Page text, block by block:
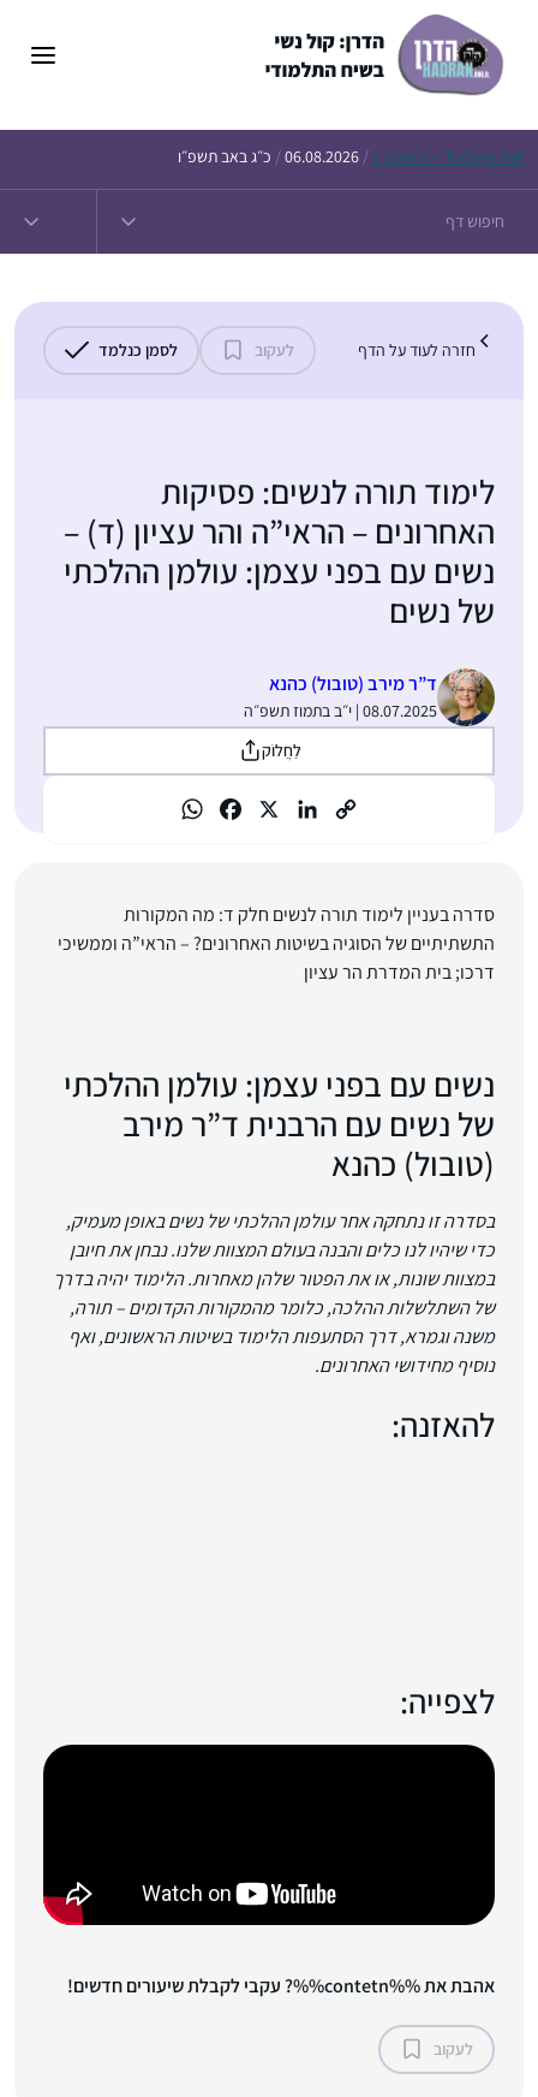
Today’s Daf – זבחים נ״ו /
06.08.2026
/ כ״ג באב תשפ״ו
חזרה לעוד על הדף לעקוב לסמן כנלמד
לימוד תורה לנשים: פסיקות
האחרונים – הראי”ה והר עציון (ד) –
נשים עם בפני עצמן: עולמן ההלכתי
של נשים
ד”ר מירב (טובול) כהנא
08.07.2025 | י״ב בתמוז תשפ״ה
לַחֲלוֹק
סדרה בעניין לימוד תורה לנשים חלק ד: מה המקורות
התשתיתיים של הסוגיה בשיטות האחרונים? – הראי”ה וממשיכי
דרכו; בית המדרת הר עציון
נשים עם בפני עצמן: עולמן ההלכתי
של נשים עם הרבנית ד”ר מירב
(טובול) כהנא
בסדרה זו נתחקה אחר עולמן ההלכתי של נשים באופן מעמיק,
כדי שיהיו לנו כלים והבנה בעולם המצוות שלנו. נבחן את חיובן
במצוות שונות, או את הפטור שלהן מאחרות. הלימוד יהיה בדרך
של השתלשלות ההלכה, כלומר מהמקורות הקדומים – תורה,
משנה וגמרא, דרך הסתעפות הלימוד בשיטות הראשונים, ואף
נוסיף מחידושי האחרונים.
להאזנה:
לצפייה:
אהבת את %%contetn%%? עקבי לקבלת שיעורים חדשים!
לעקוב